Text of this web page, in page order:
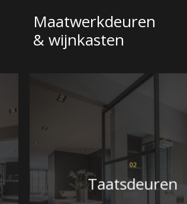
Maatwerkdeuren
& wijnkasten
02
Taatsdeuren